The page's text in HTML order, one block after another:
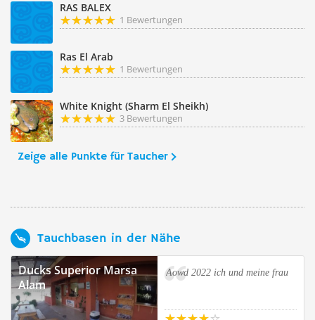
RAS BALEX
1 Bewertungen
Ras El Arab
1 Bewertungen
White Knight (Sharm El Sheikh)
3 Bewertungen
Zeige alle Punkte für Taucher
Tauchbasen in der Nähe
Ducks Superior Marsa
Alam
Aowd 2022 ich und meine frau